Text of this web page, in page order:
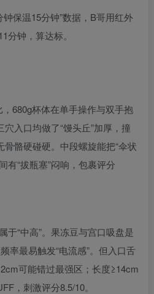
钟保温15分钟”数据，B哥用红外
钟，算达标。
，680g杯体在单手操作与双手抱
入口均做了“馒头丘”加厚，撞
骼硬碰硬。中段螺旋能把“伞状
有“拔瓶塞”闷响，包裹评分
于“中高”。果冻豆与宫口吸盘是
率最易触发“电流感”。但入口舌
可能错过最强区；长度≥14cm
，刺激评分8.5/10。